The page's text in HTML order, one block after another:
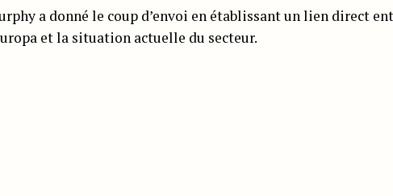
a donné le coup d’envoi en établissant un lien direct
et la situation actuelle du secteur.